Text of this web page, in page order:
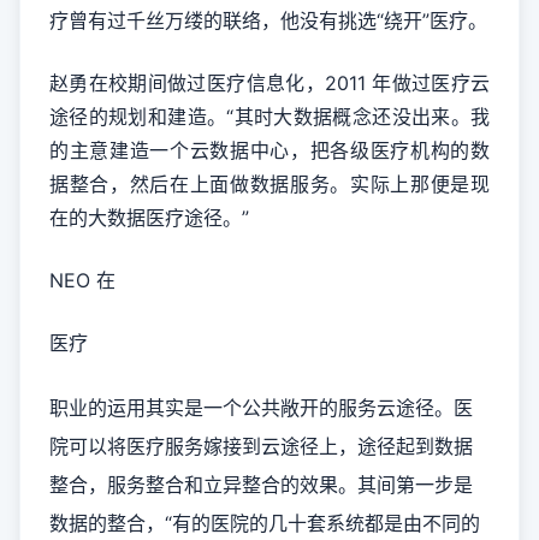
疗曾有过千丝万缕的联络，他没有挑选“绕开”医疗。
赵勇在校期间做过医疗信息化，2011 年做过医疗云
途径的规划和建造。“其时大数据概念还没出来。我
的主意建造一个云数据中心，把各级医疗机构的数
据整合，然后在上面做数据服务。实际上那便是现
在的大数据医疗途径。”
NEO 在
医疗
职业的运用其实是一个公共敞开的服务云途径。医
院可以将医疗服务嫁接到云途径上，途径起到数据
整合，服务整合和立异整合的效果。其间第一步是
数据的整合，“有的医院的几十套系统都是由不同的